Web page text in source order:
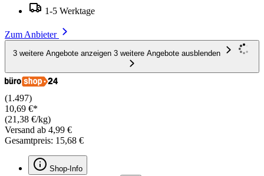
1-5 Werktage
Zum Anbieter
3 weitere Angebote anzeigen 3 weitere Angebote ausblenden
(1.497)
10,69 €*
(21,38 €/kg)
Versand ab 4,99 €
Gesamtpreis: 15,68 €
Shop-Info